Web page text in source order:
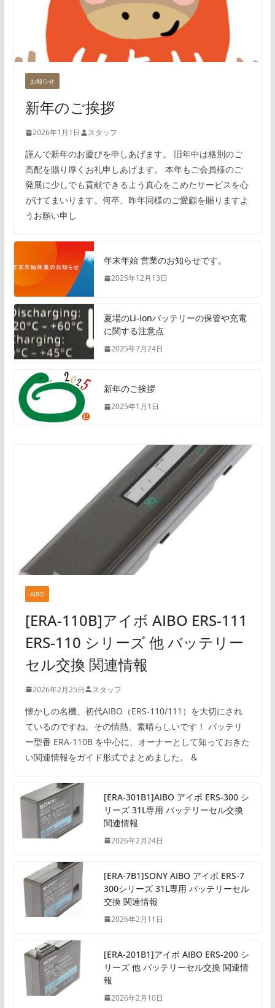
お知らせ
新年のご挨拶
2026年1月1日 スタッフ
謹んで新年のお慶びを申しあげます。 旧年中は格別のご
高配を賜り厚くお礼申しあげます。 本年もご会員様のご
発展に少しでも貢献できるよう真心をこめたサービスを心
がけてまいります。何卒、昨年同様のご愛顧を賜りますよ
うお願い申し
年末年始 営業のお知らせです。
2025年12月13日
夏場のLi-ionバッテリーの保管や充電
に関する注意点
2025年7月24日
新年のご挨拶
2025年1月1日
AIBO
[ERA-110B]アイボ AIBO ERS-111
ERS-110 シリーズ 他 バッテリー
セル交換 関連情報
2026年2月25日 スタッフ
懐かしの名機、初代AIBO（ERS-110/111）を大切にされ
ているのですね。その情熱、素晴らしいです！ バッテリ
ー型番 ERA-110B を中心に、オーナーとして知っておきた
い関連情報をガイド形式でまとめました。 &
[ERA-301B1]AIBO アイボ ERS-300 シ
リーズ 31L専用 バッテリーセル交換
関連情報
2026年2月24日
[ERA-7B1]SONY AIBO アイボ ERS-7
300シリーズ 31L専用 バッテリーセル
交換 関連情報
2026年2月11日
[ERA-201B1]アイボ AIBO ERS-200 シ
リーズ 他 バッテリーセル交換 関連情
報
2026年2月10日